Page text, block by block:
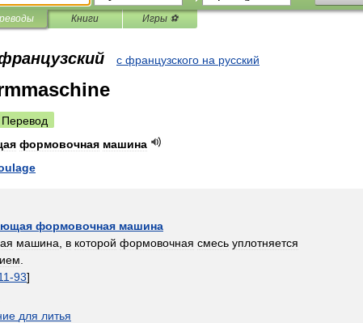
Книги Игры ⚽
с французского на русский
Перевод
формовочная машина
формовочная машина
машина в которой формовочная смесь уплотняется
-93]
для литья